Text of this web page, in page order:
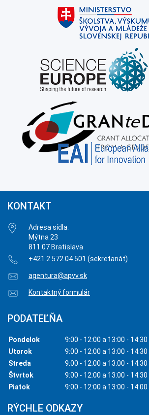
KONTAKT
Adresa sídla:
Mýtna 23
811 07 Bratislava
+421 2 572 04 501 (sekretariát)
agentura@apvv.sk
Kontaktný formulár
PODATEĽŇA
Pondelok
9:00 - 12:00 a 13:00 - 14:30
Utorok
9:00 - 12:00 a 13:00 - 14:30
Streda
9:00 - 12:00 a 13:00 - 14:30
Štvrtok
9:00 - 12:00 a 13:00 - 14:30
Piatok
9:00 - 12:00 a 13:00 - 14:00
RÝCHLE ODKAZY